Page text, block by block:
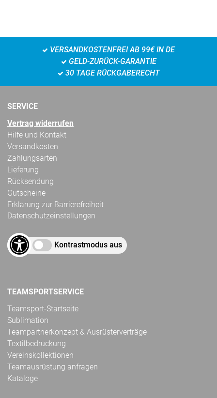
VERSANDKOSTENFREI AB 99€ IN DE
GELD-ZURÜCK-GARANTIE
30 TAGE RÜCKGABERECHT
SERVICE
Vertrag widerrufen
Hilfe und Kontakt
Versandkosten
Zahlungsarten
Lieferung
Rücksendung
Gutscheine
Erklärung zur Barrierefreiheit
Datenschutzeinstellungen
Kontrastmodus aus
TEAMSPORTSERVICE
Teamsport-Startseite
Sublimation
Teampartnerkonzept & Ausrüsterverträge
Textilbedruckung
Vereinskollektionen
Teamausrüstung anfragen
Kataloge